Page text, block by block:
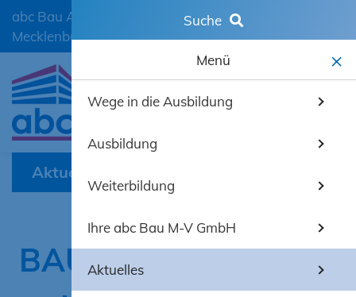
abc Bau Ausbildungscentrum der Bauwirtschaft
Mecklenburg-Vorpommern GmbH
mobiles
Aktuelles
BAUCampus-MV auf
Suche
Menü
Wege in die Ausbildung
Ausbildung
Weiterbildung
Ihre abc Bau M-V GmbH
Aktuelles